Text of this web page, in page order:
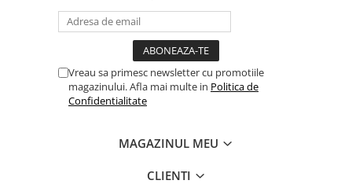
Vreau sa primesc newsletter cu promotiile
magazinului. Afla mai multe in Politica de
Confidentialitate
MAGAZINUL MEU
CLIENTI